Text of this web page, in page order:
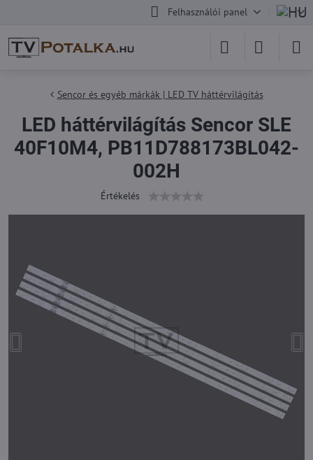
Felhasználói panel
Sencor és egyéb márkák | LED TV háttérvilágítás
LED háttérvilágítás Sencor SLE
40F10M4, PB11D788173BL042-
002H
Értékelés